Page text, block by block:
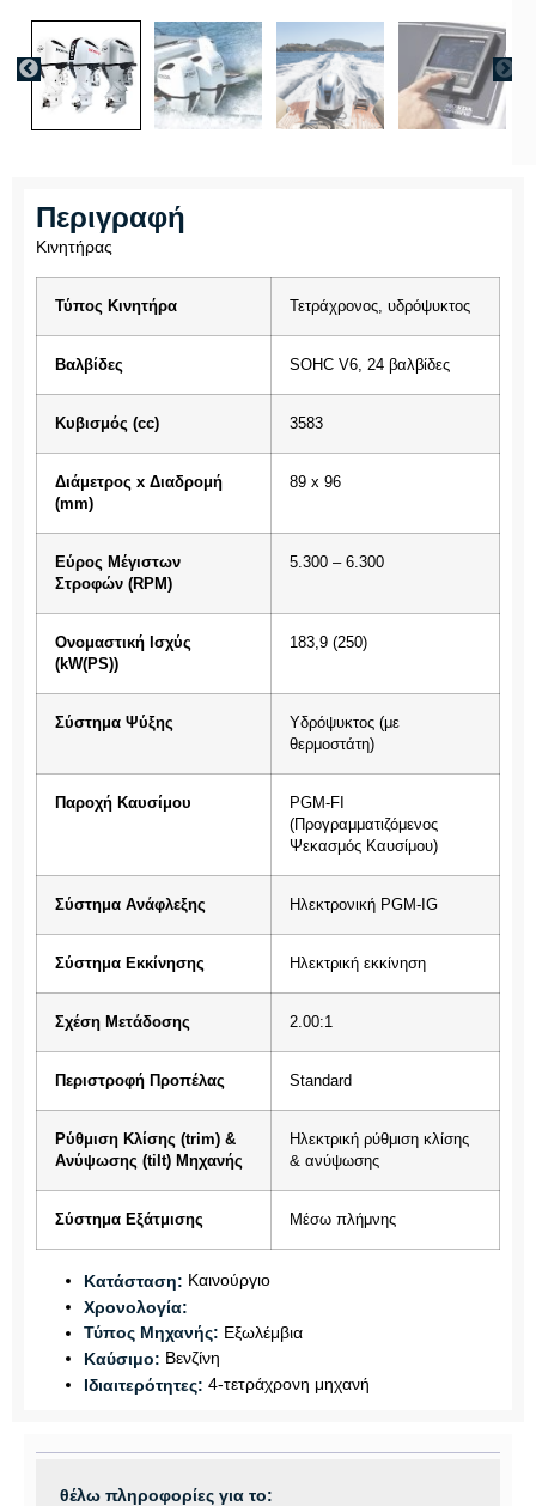
Περιγραφή
Κινητήρας
Τύπος Κινητήρα Τετράχρονος, υδρόψυκτος
Βαλβίδες SOHC V6, 24 βαλβίδες
Κυβισμός (cc) 3583
Διάμετρος x Διαδρομή
(mm)
89 x 96
Εύρος Μέγιστων
Στροφών (RPM)
5.300 – 6.300
Ονομαστική Ισχύς
(kW(PS))
183,9 (250)
Σύστημα Ψύξης
Υδρόψυκτος (με
θερμοστάτη)
Παροχή Καυσίμου
PGM-FI
(Προγραμματιζόμενος
Ψεκασμός Καυσίμου)
Σύστημα Ανάφλεξης Ηλεκτρονική PGM-IG
Σύστημα Εκκίνησης Ηλεκτρική εκκίνηση
Σχέση Μετάδοσης 2.00:1
Περιστροφή Προπέλας Standard
Ρύθμιση Κλίσης (trim) &
Ανύψωσης (tilt) Μηχανής
Ηλεκτρική ρύθμιση κλίσης
& ανύψωσης
Σύστημα Εξάτμισης Μέσω πλήμνης
Κατάσταση: Καινούργιο
Χρονολογία:
Τύπος Μηχανής: Εξωλέμβια
Καύσιμο: Βενζίνη
Ιδιαιτερότητες: 4-τετράχρονη μηχανή
θέλω πληροφορίες για το: